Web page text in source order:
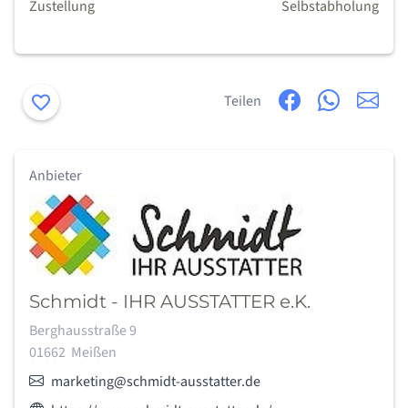
Zustellung Selbstabholung
Merken Teilen
Anbieter
Schmidt - IHR AUSSTATTER e.K.
Adresse:
Berghausstraße 9
01662 Meißen
E-Mail:marketing@schmidt-ausstatter.de